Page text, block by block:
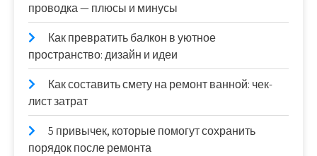
проводка — плюсы и минусы
Как превратить балкон в уютное
пространство: дизайн и идеи
Как составить смету на ремонт ванной: чек-
лист затрат
5 привычек, которые помогут сохранить
порядок после ремонта